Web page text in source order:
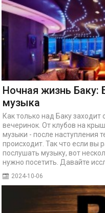
Ночная жизнь Баку:
музыка
Как только над Баку
вечеринок. От клубов на
музыки - после наступления
происходит. Так что если вы
послушать музыку, вот
нужно посетить. Давайте
2024-10-06